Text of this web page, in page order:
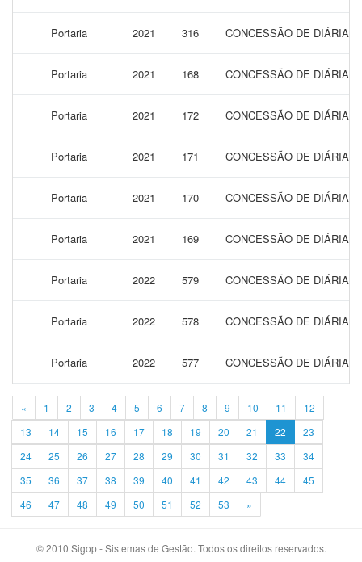
Portaria 2021 316 CONCESSÃO DE DIÁRIAS
Portaria 2021 168 CONCESSÃO DE DIÁRIAS
Portaria 2021 172 CONCESSÃO DE DIÁRIAS
Portaria 2021 171 CONCESSÃO DE DIÁRIAS
Portaria 2021 170 CONCESSÃO DE DIÁRIAS
Portaria 2021 169 CONCESSÃO DE DIÁRIAS
Portaria 2022 579 CONCESSÃO DE
Portaria 2022 578 CONCESSÃO DE
Portaria 2022 577 CONCESSÃO DE
« 1 2 3 4 5 6 7 8 9 10 11
12
13
14 15 16 17 18 19 20 21 22
23
24
25 26 27 28 29 30 31 32 33
34
35
36 37 38 39 40 41 42 43 44
45
46
47 48 49 50 51 52 53 »
© 2010 Sigop - Sistemas de Gestão. Todos os direitos reservados.